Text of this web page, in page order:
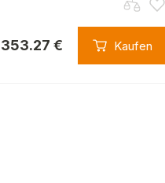
353.27 € Kaufen